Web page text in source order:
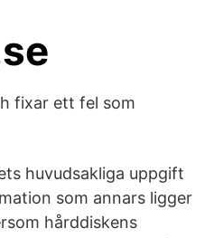
fixar ett fel som
huvudsakliga uppgift
som annars ligger
hårddiskens